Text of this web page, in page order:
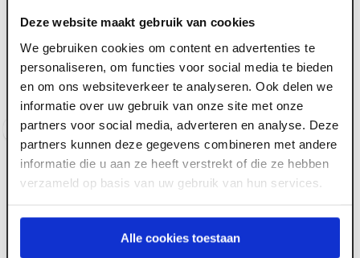
Deze website maakt gebruik van cookies
We gebruiken cookies om content en advertenties te
personaliseren, om functies voor social media te bieden
en om ons websiteverkeer te analyseren. Ook delen we
informatie over uw gebruik van onze site met onze
partners voor social media, adverteren en analyse. Deze
partners kunnen deze gegevens combineren met andere
informatie die u aan ze heeft verstrekt of die ze hebben
verzameld op basis van uw gebruik van hun services.
Alle cookies toestaan
12.5 mm x 1200 x 900
Board Outdoor
Voorraad: 160+
Log in voor prijzen
16 mm x 2800 x 2070
geplastificeerd 00025
Front White CST PEFC
Voorraad: 20+
Log in voor prijzen